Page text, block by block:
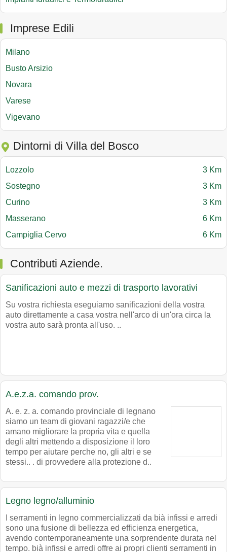
Imprese Edili
Milano
Busto Arsizio
Novara
Varese
Vigevano
Dintorni di Villa del Bosco
Lozzolo
3 Km
Sostegno
3 Km
Curino
3 Km
Masserano
6 Km
Campiglia Cervo
6 Km
Contributi Aziende.
Sanificazioni auto e mezzi di trasporto lavorativi
Su vostra richiesta eseguiamo sanificazioni della vostra
auto direttamente a casa vostra nell'arco di un'ora circa la
vostra auto sarà pronta all'uso. ..
A.e.z.a. comando prov.
A. e. z. a. comando provinciale di legnano
siamo un team di giovani ragazzi/e che
amano migliorare la propria vita e quella
degli altri mettendo a disposizione il loro
tempo per aiutare perche no, gli altri e se
stessi.. . di provvedere alla protezione d..
Legno legno/alluminio
I serramenti in legno commercializzati da bià infissi e arredi
sono una fusione di bellezza ed efficienza energetica,
avendo contemporaneamente una sorprendente durata nel
tempo. bià infissi e arredi offre ai propri clienti serramenti in